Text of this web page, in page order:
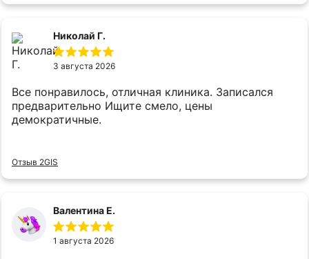
Николай Г.
3 августа 2026
Все понравилось, отличная клиника. Записался
предварительно Ищите смело, цены
демократичные.
Отзыв 2GIS
Валентина Е.
1 августа 2026